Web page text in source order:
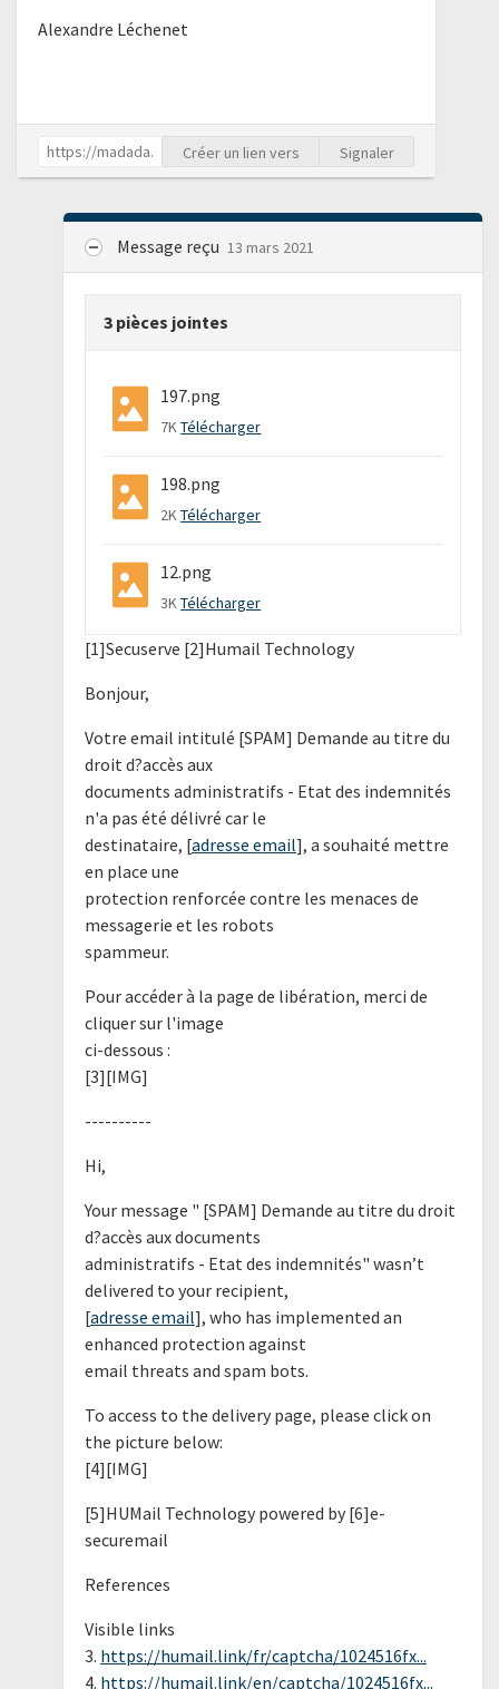
Alexandre Léchenet
Créer un lien vers Signaler
Message reçu 13 mars 2021
3 pièces jointes
197.png
7KTélécharger
198.png
2KTélécharger
12.png
3KTélécharger
[1]Secuserve [2]Humail Technology
Bonjour,
Votre email intitulé [SPAM] Demande au titre du
droit d?accès aux
documents administratifs - Etat des indemnités
n'a pas été délivré car le
destinataire, [adresse email], a souhaité mettre
en place une
protection renforcée contre les menaces de
messagerie et les robots
spammeur.
Pour accéder à la page de libération, merci de
cliquer sur l'image
ci-dessous :
[3][IMG]
----------
Hi,
Your message " [SPAM] Demande au titre du droit
d?accès aux documents
administratifs - Etat des indemnités" wasn’t
delivered to your recipient,
[adresse email], who has implemented an
enhanced protection against
email threats and spam bots.
To access to the delivery page, please click on
the picture below:
[4][IMG]
[5]HUMail Technology powered by [6]e-
securemail
References
Visible links
3. https://humail.link/fr/captcha/1024516fx...
4. https://humail.link/en/captcha/1024516fx...